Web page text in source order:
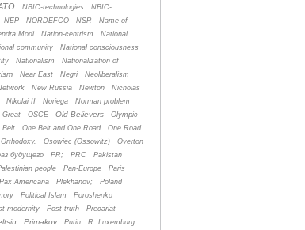
NBIC-technologies
NBIC-
NEP NORDEFCO NSR
Name of
Modi Nation-centrism
National
community
National consciousness
Nationalism
Nationalization of
Near East Negri
Neoliberalism
New Russia Newton
Nicholas
Nikolai II Noriega
Norman problem
Great
OSCE Old Believers
Olympic
Belt One Belt and One Road One Road
Orthodoxy. Osowiec (Ossowitz)
Overton
будущего PR; PRC Pakistan
people Pan-Europe
Paris
Pax Americana Plekhanov;
Poland
Political Islam
Poroshenko
modernity Post-truth Precariat
Primakov Putin
R. Luxemburg